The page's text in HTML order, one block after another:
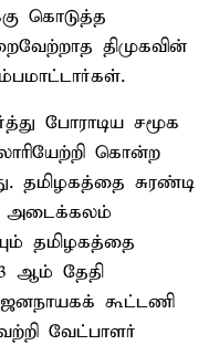
கொடுத்த
திமுகவின்
போராடிய சமூக
கொன்ற
தமிழகத்தை சுரண்டி
அடைக்கலம்
தமிழகத்தை
ஆம் தேதி
கூட்டணி
வேட்பாளர்